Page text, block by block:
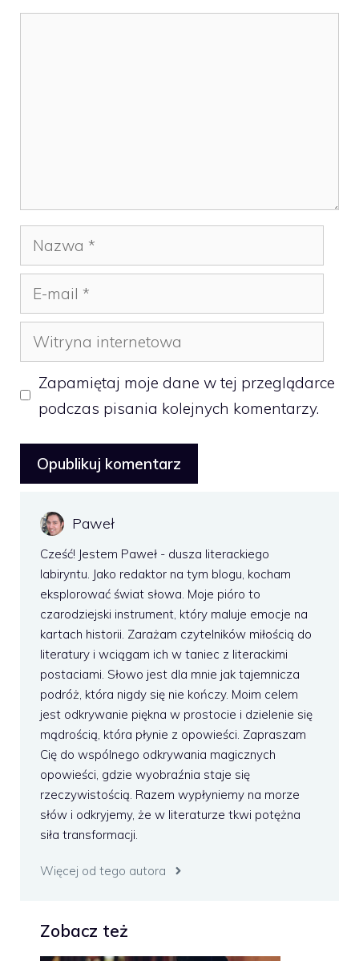
Nazwa
mail
Witryna
internetowa
Zapamiętaj moje dane w tej przeglądarce
podczas pisania kolejnych komentarzy.
Paweł
Cześć! Jestem Paweł - dusza literackiego
labiryntu. Jako redaktor na tym blogu, kocham
eksplorować świat słowa. Moje pióro to
czarodziejski instrument, który maluje emocje na
kartach historii. Zarażam czytelników miłością do
literatury i wciągam ich w taniec z literackimi
postaciami. Słowo jest dla mnie jak tajemnicza
podróż, która nigdy się nie kończy. Moim celem
jest odkrywanie piękna w prostocie i dzielenie się
mądrością, która płynie z opowieści. Zapraszam
Cię do wspólnego odkrywania magicznych
opowieści, gdzie wyobraźnia staje się
rzeczywistością. Razem wypłyniemy na morze
słów i odkryjemy, że w literaturze tkwi potężna
siła transformacji.
Więcej od tego autora
Zobacz też